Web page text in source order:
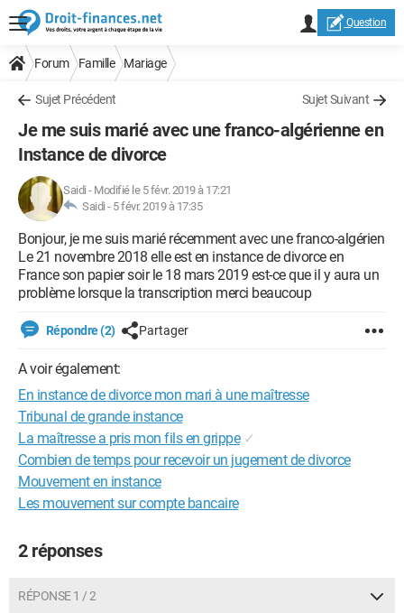
Question
Forum Famille Mariage
Sujet Précédent Sujet Suivant
Je me suis marié avec une franco-algérienne en
Instance de divorce
Saidi - Modifié le 5 févr. 2019 à 17:21
Saidi - 5 févr. 2019 à 17:35
Bonjour, je me suis marié récemment avec une franco-algérien
Le 21 novembre 2018 elle est en instance de divorce en
France son papier soir le 18 mars 2019 est-ce que il y aura un
problème lorsque la transcription merci beaucoup
Répondre (2) Partager
A voir également:
En instance de divorce mon mari à une maîtresse
Tribunal de grande instance
La maîtresse a pris mon fils en grippe ✓
Combien de temps pour recevoir un jugement de divorce
Mouvement en instance
Les mouvement sur compte bancaire
2 réponses
RÉPONSE 1 / 2